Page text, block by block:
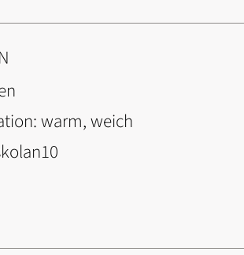
warm, weich